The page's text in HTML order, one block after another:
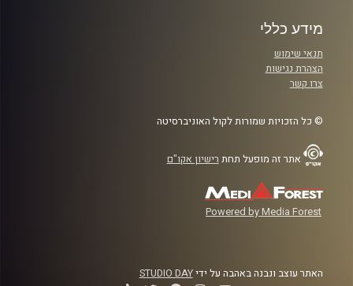
מידע כללי
תנאי שימוש
הצהרת נגישות
צרו קשר
© כל הזכויות שמורות לקול האוניברסיטה
אתר זה מופעל תחת רישיון אקו"ם
Powered by Media Forest
האתר עוצב ונבנה באהבה על ידיSTUDIO DAY